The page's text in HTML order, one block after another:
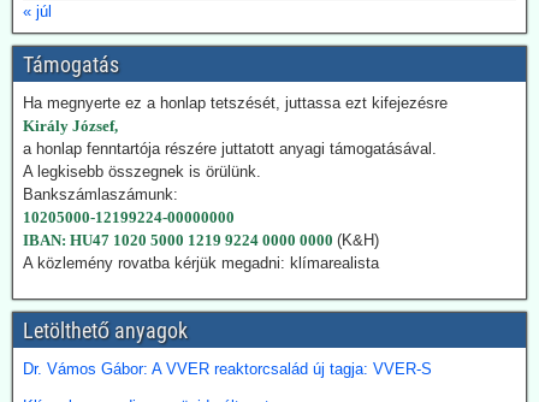
Japán – szomszédjához, Dél-Koreához hasonlóan – újra üzembe
helyezi azokat a szénerőműveket, amelyeket nemrég még egy
szennyezőbb korszak maradványainak bélyegeztek. Az energiaügyi
hatóságok „rendkívüli ellátási bizonytalansággal” indokolták annak a
tüzelőanyagnak a használatát, amelynek felszámolását korábban
megígérték.
Hogy kedvezzen a nemzetközi klímalobbinak, Japán 2050-ig
vállalta a teljes klímasemlegességet. De ahogy a realitás
bekopogtatott, azonnal ejtették a magas ívű terveket.
A japán Gazdasági, Kereskedelmi és Ipari Minisztérium (METI)
képviselői kijelentették, hogy a széntermelés bővítése azonnali
megoldást jelent a földgáz-megtakarításra. Mivel Japán a Hormuz
történelemben először vásárolt közvetlenül az USA-ból kőolajat.
Emellett megnöveli saját kitermelését, és kacsingat az orosz
beszállításokra is.
« júl
Támogatás
Ha megnyerte ez a honlap tetszését, juttassa ezt kifejezésre
Király József,
a honlap fenntartója részére juttatott anyagi támogatásával.
A legkisebb összegnek is örülünk.
Bankszámlaszámunk:
10205000-12199224-00000000
IBAN: HU47 1020 5000 1219 9224 0000 0000 (K&H)
A közlemény rovatba kérjük megadni: klímarealista
Letölthető anyagok
Dr. Vámos Gábor: A VVER reaktorcsalád új tagja: VVER-S